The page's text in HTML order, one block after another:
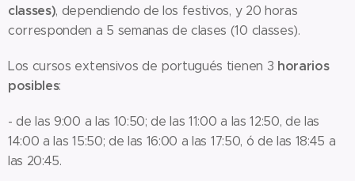
classes), dependiendo de los festivos, y 20 horas
corresponden a 5 semanas de clases (10 classes).
Los cursos extensivos de portugués tienen 3 horarios
posibles:
- de las 9:00 a las 10:50; de las 11:00 a las 12:50, de las
14:00 a las 15:50; de las 16:00 a las 17:50, ó de las 18:45 a
las 20:45.